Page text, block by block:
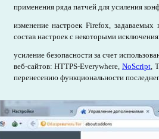
применения ряда патчей для усиления
изменение настроек Firefox,
состав настроек с некоторыми
усиление безопасности за счет
веб-сайтов: HTTPS-Everywhere, NoScript,
перенесению функциональности